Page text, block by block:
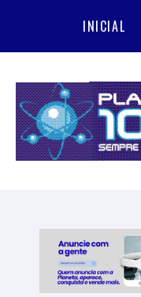
INICIAL